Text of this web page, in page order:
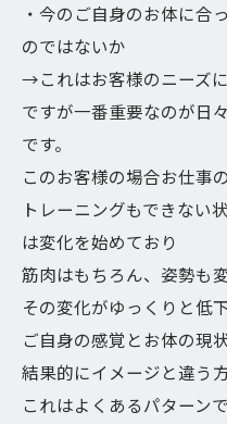
・今のご自身のお体に合
のではないか
→これはお客様のニーズに
ですが一番重要なのが日
です。
このお客様の場合お仕事
トレーニングもできない
は変化を始めており
筋肉はもちろん、姿勢も
その変化がゆっくりと低
ご自身の感覚とお体の現
結果的にイメージと違う
これはよくあるパターンで